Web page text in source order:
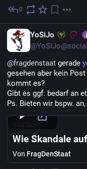
0
YoSiJo
@fragdenstaat gerade
gesehen aber kein
kommt es?
Gibt es ggf. bedarf an
Ps. Bieten wir bspw.
Wie Skandale
Von FragDenStaat